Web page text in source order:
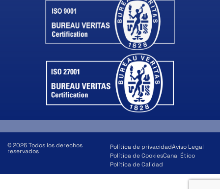
© 2026 Todos los derechos
reservados
Política de privacidadAviso Legal
Política de CookiesCanal Ético
Política de Calidad